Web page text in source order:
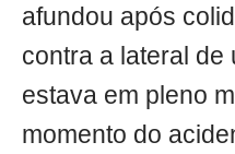
afundou após
contra a lateral de
estava em pleno
momento do